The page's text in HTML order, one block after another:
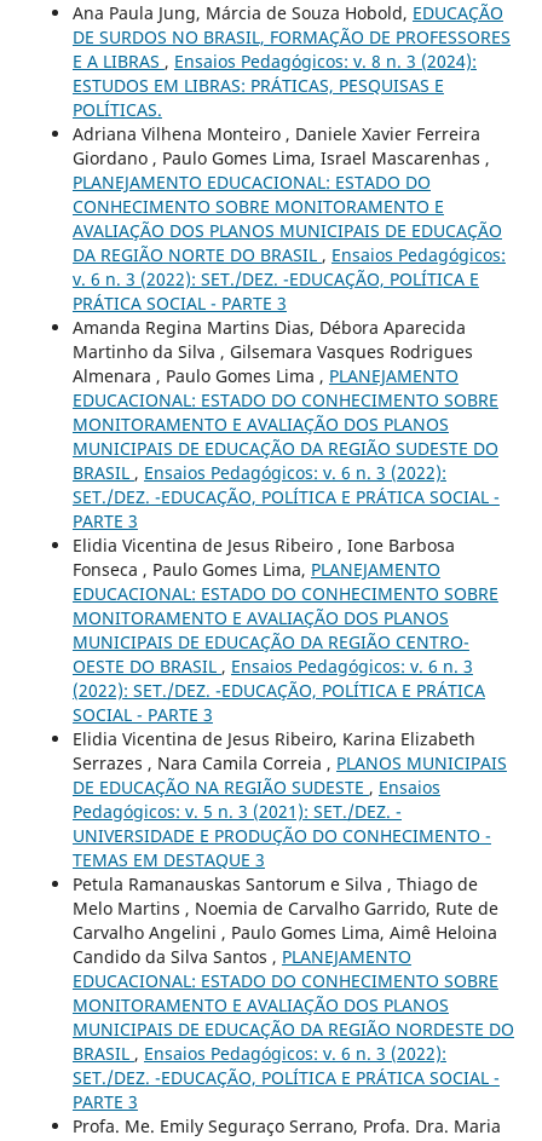
Ana Paula Jung, Márcia de Souza Hobold, EDUCAÇÃO
DE SURDOS NO BRASIL, FORMAÇÃO DE PROFESSORES
E A LIBRAS , Ensaios Pedagógicos: v. 8 n. 3 (2024):
ESTUDOS EM LIBRAS: PRÁTICAS, PESQUISAS E
POLÍTICAS.
Adriana Vilhena Monteiro , Daniele Xavier Ferreira
Giordano , Paulo Gomes Lima, Israel Mascarenhas ,
PLANEJAMENTO EDUCACIONAL: ESTADO DO
CONHECIMENTO SOBRE MONITORAMENTO E
AVALIAÇÃO DOS PLANOS MUNICIPAIS DE EDUCAÇÃO
DA REGIÃO NORTE DO BRASIL , Ensaios Pedagógicos:
v. 6 n. 3 (2022): SET./DEZ. -EDUCAÇÃO, POLÍTICA E
PRÁTICA SOCIAL - PARTE 3
Amanda Regina Martins Dias, Débora Aparecida
Martinho da Silva , Gilsemara Vasques Rodrigues
Almenara , Paulo Gomes Lima , PLANEJAMENTO
EDUCACIONAL: ESTADO DO CONHECIMENTO SOBRE
MONITORAMENTO E AVALIAÇÃO DOS PLANOS
MUNICIPAIS DE EDUCAÇÃO DA REGIÃO SUDESTE DO
BRASIL , Ensaios Pedagógicos: v. 6 n. 3 (2022):
SET./DEZ. -EDUCAÇÃO, POLÍTICA E PRÁTICA SOCIAL -
PARTE 3
Elidia Vicentina de Jesus Ribeiro , Ione Barbosa
Fonseca , Paulo Gomes Lima, PLANEJAMENTO
EDUCACIONAL: ESTADO DO CONHECIMENTO SOBRE
MONITORAMENTO E AVALIAÇÃO DOS PLANOS
MUNICIPAIS DE EDUCAÇÃO DA REGIÃO CENTRO-
OESTE DO BRASIL , Ensaios Pedagógicos: v. 6 n. 3
(2022): SET./DEZ. -EDUCAÇÃO, POLÍTICA E PRÁTICA
SOCIAL - PARTE 3
Elidia Vicentina de Jesus Ribeiro, Karina Elizabeth
Serrazes , Nara Camila Correia , PLANOS MUNICIPAIS
DE EDUCAÇÃO NA REGIÃO SUDESTE , Ensaios
Pedagógicos: v. 5 n. 3 (2021): SET./DEZ. -
UNIVERSIDADE E PRODUÇÃO DO CONHECIMENTO -
TEMAS EM DESTAQUE 3
Petula Ramanauskas Santorum e Silva , Thiago de
Melo Martins , Noemia de Carvalho Garrido, Rute de
Carvalho Angelini , Paulo Gomes Lima, Aimê Heloina
Candido da Silva Santos , PLANEJAMENTO
EDUCACIONAL: ESTADO DO CONHECIMENTO SOBRE
MONITORAMENTO E AVALIAÇÃO DOS PLANOS
MUNICIPAIS DE EDUCAÇÃO DA REGIÃO NORDESTE DO
BRASIL , Ensaios Pedagógicos: v. 6 n. 3 (2022):
SET./DEZ. -EDUCAÇÃO, POLÍTICA E PRÁTICA SOCIAL -
PARTE 3
Profa. Me. Emily Seguraço Serrano, Profa. Dra. Maria